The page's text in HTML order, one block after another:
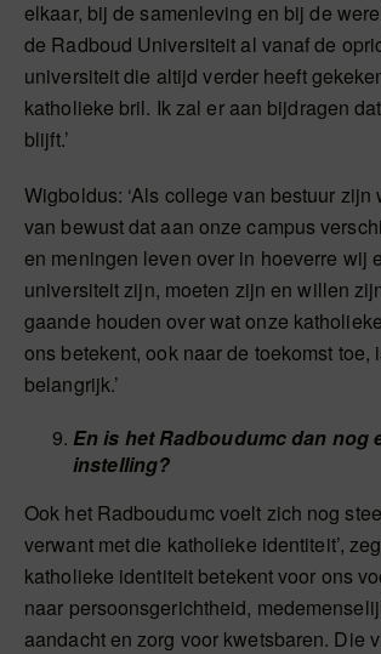
elkaar, bij de samenleving en bij de
de Radboud Universiteit al vanaf de
universiteit die altijd verder heeft
katholieke bril. Ik zal er aan bijdragen
blijft.’
Wigboldus: ‘Als college van bestuur zijn
van bewust dat aan onze campus
en meningen leven over in hoeverre wij
universiteit zijn, moeten zijn en willen
gaande houden over wat onze
ons betekent, ook naar de toekomst toe,
belangrijk.’
En is het Radboudumc dan nog
instelling?
Ook het Radboudumc voelt zich nog
verwant met die katholieke identiteit’,
katholieke identiteit betekent voor ons
naar persoonsgerichtheid,
aandacht en zorg voor kwetsbaren. Die